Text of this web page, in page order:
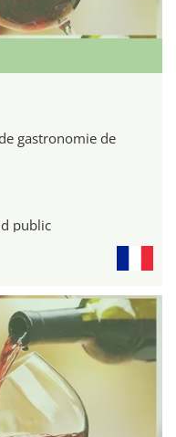
gastronomie de
public